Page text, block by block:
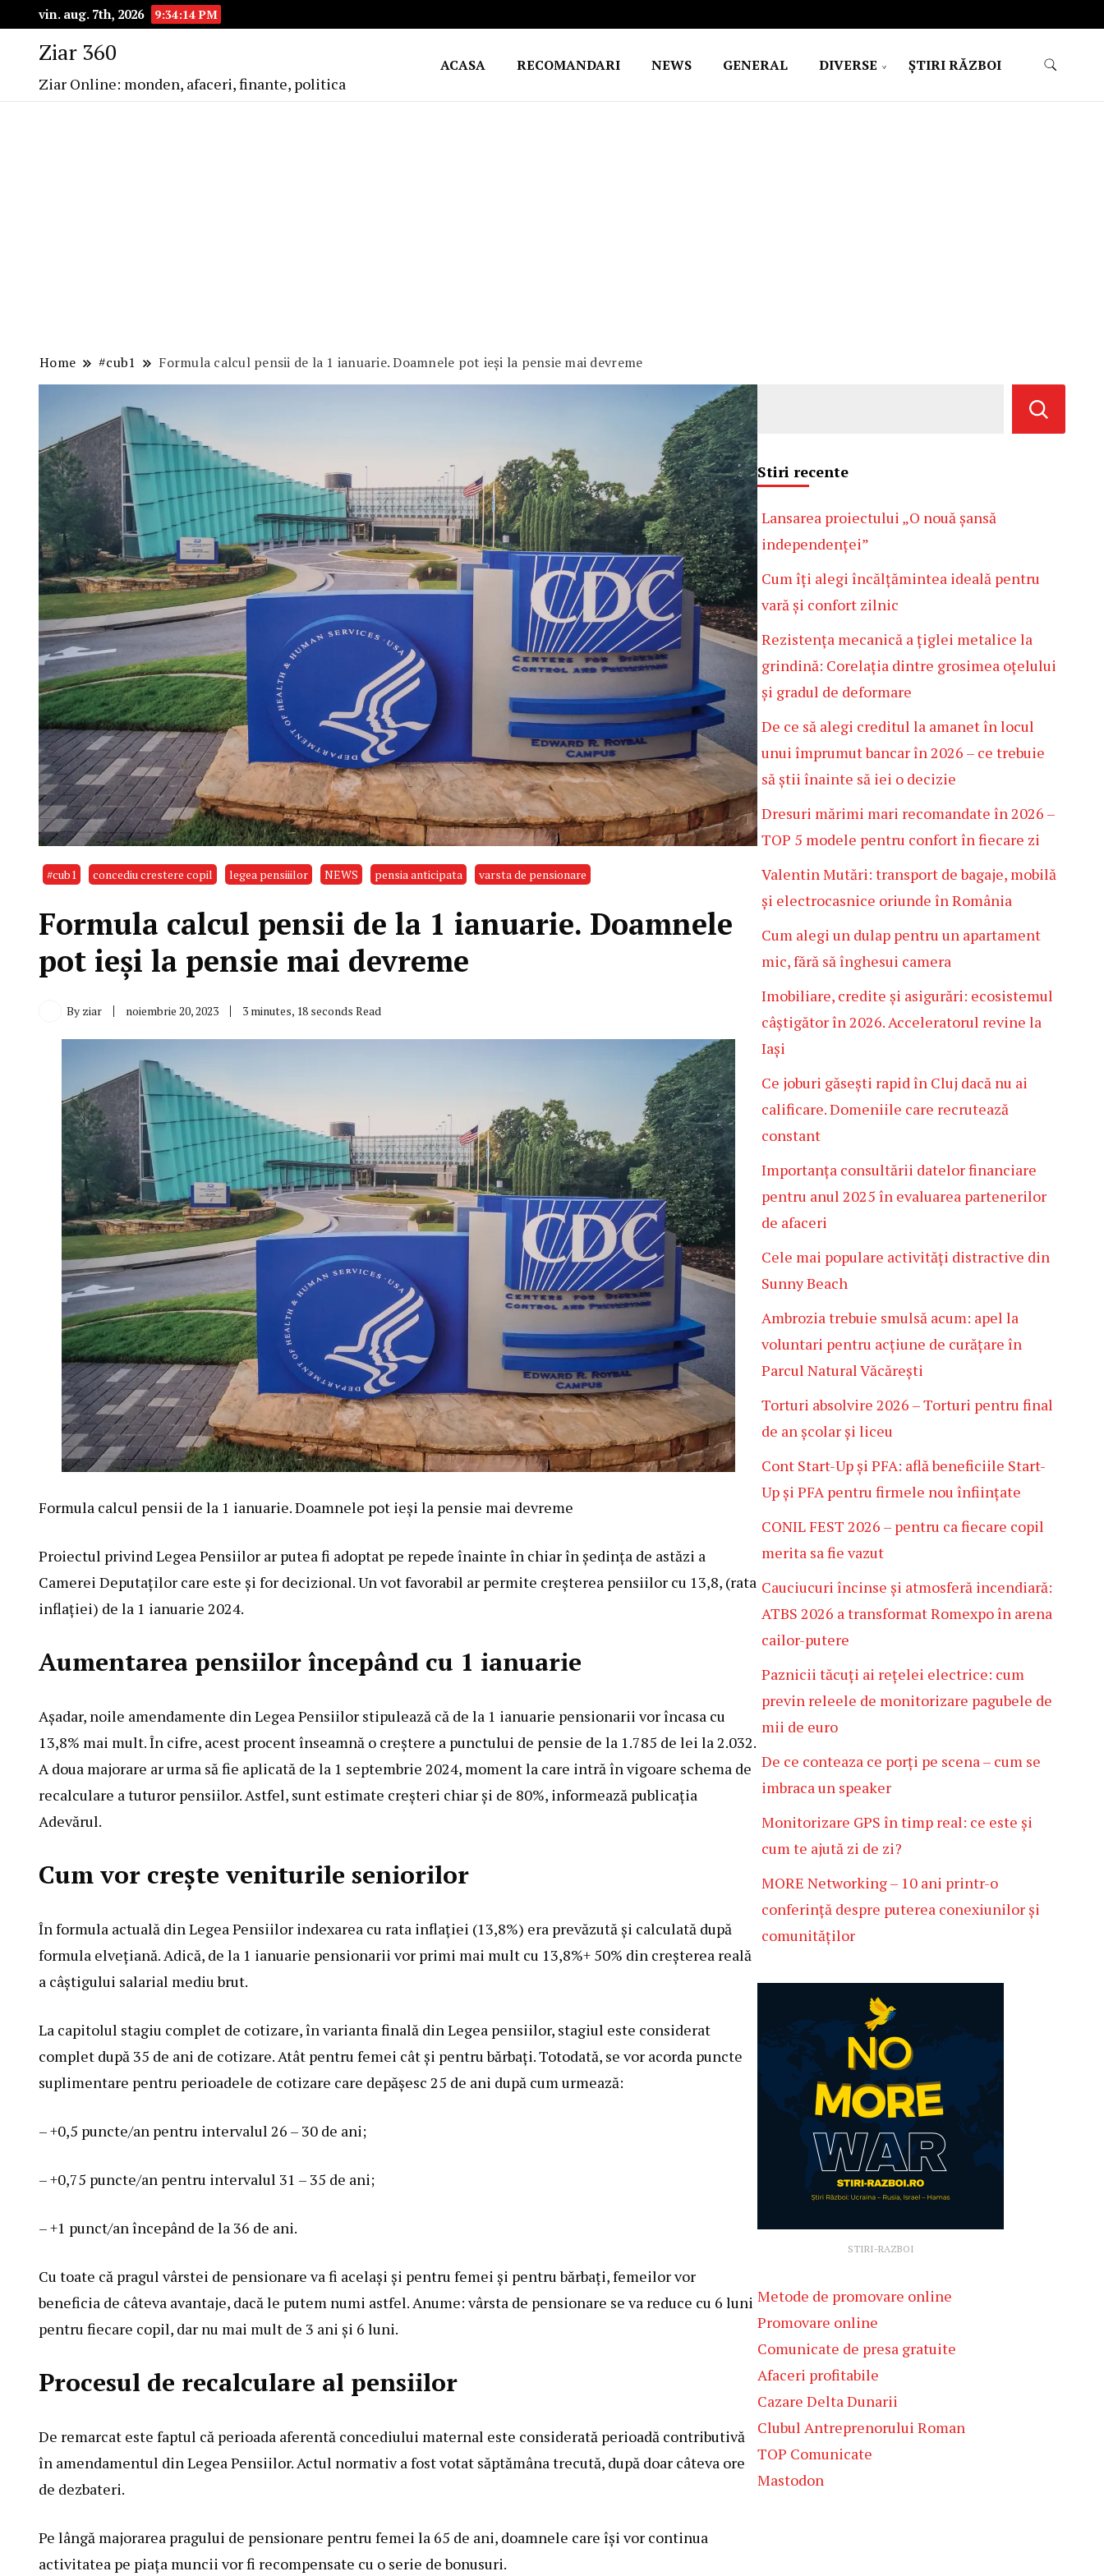
vin. aug. 7th, 2026 9:34:15 PM
Ziar 360
Ziar Online: monden, afaceri, finante, politica
ACASA RECOMANDARI NEWS GENERAL DIVERSE ŞTIRI RĂZBOI
Home #cub1 Formula calcul pensii de la 1 ianuarie. Doamnele pot ieși la pensie mai devreme
#cub1 concediu crestere copil legea pensiiilor NEWS pensia anticipata varsta de pensionare
Formula calcul pensii de la 1 ianuarie. Doamnele
pot ieși la pensie mai devreme
By ziar noiembrie 20, 2023 3 minutes, 18 seconds Read
Formula calcul pensii de la 1 ianuarie. Doamnele pot ieși la pensie mai devreme
Proiectul privind Legea Pensiilor ar putea fi adoptat pe repede înainte în chiar în ședința de astăzi a
Camerei Deputaților care este și for decizional. Un vot favorabil ar permite creșterea pensiilor cu 13,8, (rata
inflației) de la 1 ianuarie 2024.
Aumentarea pensiilor începând cu 1 ianuarie
Așadar, noile amendamente din Legea Pensiilor stipulează că de la 1 ianuarie pensionarii vor încasa cu
13,8% mai mult. În cifre, acest procent înseamnă o creștere a punctului de pensie de la 1.785 de lei la 2.032.
A doua majorare ar urma să fie aplicată de la 1 septembrie 2024, moment la care intră în vigoare schema de
recalculare a tuturor pensiilor. Astfel, sunt estimate creșteri chiar și de 80%, informează publicația
Adevărul.
Cum vor crește veniturile seniorilor
În formula actuală din Legea Pensiilor indexarea cu rata inflației (13,8%) era prevăzută și calculată după
formula elvețiană. Adică, de la 1 ianuarie pensionarii vor primi mai mult cu 13,8%+ 50% din creșterea reală
a câștigului salarial mediu brut.
La capitolul stagiu complet de cotizare, în varianta finală din Legea pensiilor, stagiul este considerat
complet după 35 de ani de cotizare. Atât pentru femei cât și pentru bărbați. Totodată, se vor acorda puncte
suplimentare pentru perioadele de cotizare care depășesc 25 de ani după cum urmează:
– +0,5 puncte/an pentru intervalul 26 – 30 de ani;
– +0,75 puncte/an pentru intervalul 31 – 35 de ani;
– +1 punct/an începând de la 36 de ani.
Cu toate că pragul vârstei de pensionare va fi același și pentru femei și pentru bărbați, femeilor vor
beneficia de câteva avantaje, dacă le putem numi astfel. Anume: vârsta de pensionare se va reduce cu 6 luni
pentru fiecare copil, dar nu mai mult de 3 ani și 6 luni.
Procesul de recalculare al pensiilor
De remarcat este faptul că perioada aferentă concediului maternal este considerată perioadă contributivă
în amendamentul din Legea Pensiilor. Actul normativ a fost votat săptămâna trecută, după doar câteva ore
de dezbateri.
Pe lângă majorarea pragului de pensionare pentru femei la 65 de ani, doamnele care își vor continua
activitatea pe piața muncii vor fi recompensate cu o serie de bonusuri.
Stiri recente
Lansarea proiectului „O nouă șansă
independenței”
Cum îți alegi încălțămintea ideală pentru
vară și confort zilnic
Rezistența mecanică a țiglei metalice la
grindină: Corelația dintre grosimea oțelului
și gradul de deformare
De ce să alegi creditul la amanet în locul
unui împrumut bancar în 2026 – ce trebuie
să știi înainte să iei o decizie
Dresuri mărimi mari recomandate în 2026 –
TOP 5 modele pentru confort în fiecare zi
Valentin Mutări: transport de bagaje, mobilă
și electrocasnice oriunde în România
Cum alegi un dulap pentru un apartament
mic, fără să înghesui camera
Imobiliare, credite și asigurări: ecosistemul
câștigător în 2026. Acceleratorul revine la
Iași
Ce joburi găsești rapid în Cluj dacă nu ai
calificare. Domeniile care recrutează
constant
Importanța consultării datelor financiare
pentru anul 2025 în evaluarea partenerilor
de afaceri
Cele mai populare activități distractive din
Sunny Beach
Ambrozia trebuie smulsă acum: apel la
voluntari pentru acțiune de curățare în
Parcul Natural Văcărești
Torturi absolvire 2026 – Torturi pentru final
de an școlar și liceu
Cont Start-Up și PFA: află beneficiile Start-
Up și PFA pentru firmele nou înființate
CONIL FEST 2026 – pentru ca fiecare copil
merita sa fie vazut
Cauciucuri încinse și atmosferă incendiară:
ATBS 2026 a transformat Romexpo în arena
cailor-putere
Paznicii tăcuți ai rețelei electrice: cum
previn releele de monitorizare pagubele de
mii de euro
De ce conteaza ce porți pe scena – cum se
imbraca un speaker
Monitorizare GPS în timp real: ce este și
cum te ajută zi de zi?
MORE Networking – 10 ani printr-o
conferință despre puterea conexiunilor și
comunităților
STIRI-RAZBOI
Metode de promovare online
Promovare online
Comunicate de presa gratuite
Afaceri profitabile
Cazare Delta Dunarii
Clubul Antreprenorului Roman
TOP Comunicate
Mastodon